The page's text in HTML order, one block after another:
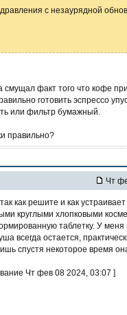
с незаурядной
смущал факт того что кофе
готовить эспрессо
или фильтр бумажный.
правильно?
Чт
как решите и как
круглыми хлопковыми
таблетку. У
всегда остается,
спустя некоторое время
Чт фев 08 2024, 03:07 ]